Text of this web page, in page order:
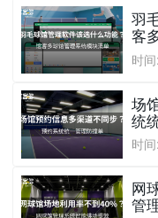
羽
客
时
场
统
时
网
管